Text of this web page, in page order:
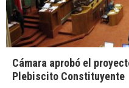
Cámara aprobó el
Plebiscito Constituyente